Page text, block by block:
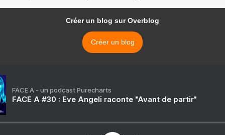
Créer un blog sur Overblog
Créer un blog
FACE A - un podcast Purecharts
FACE A #30 : Eve Angeli raconte "Avant de partir"